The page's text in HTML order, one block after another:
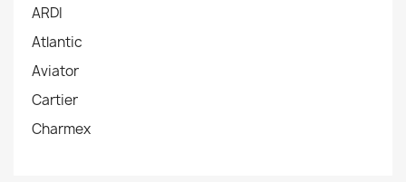
ARDI
Atlantic
Aviator
Cartier
Charmex